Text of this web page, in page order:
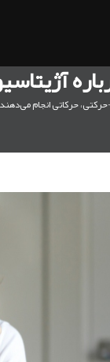
حرکتی، حرکاتی انجام